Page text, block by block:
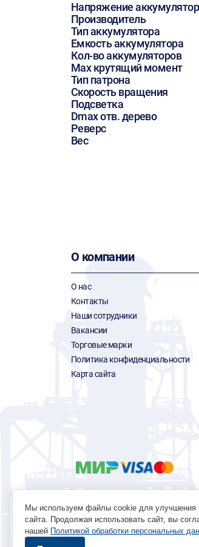
Напряжение
Производитель
Тип аккумулятора
Емкость аккумулятора
Кол-во аккумуляторов
Max крутящий момент
Тип патрона
Скорость вращения
Подсветка
Dmax отв. дерево
Реверс
Вес
О компании
О нас
Контакты
Наши сотрудники
Вакансии
Торговые марки
Политика конфиденциальности
Карта сайта
Политика обработки
© 1996 - 2026 инструмент парк
Мы используем файлы cookie для улучшения
сайта. Продолжая использовать сайт, вы
нашей Политикой обработки персональных